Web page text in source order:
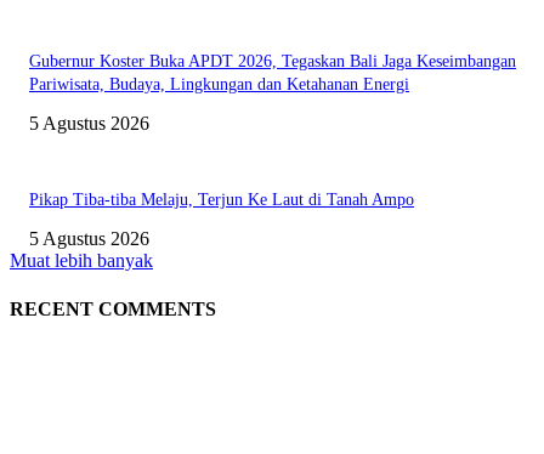
Gubernur Koster Buka APDT 2026, Tegaskan Bali Jaga Keseimbangan
Pariwisata, Budaya, Lingkungan dan Ketahanan Energi
5 Agustus 2026
Pikap Tiba-tiba Melaju, Terjun Ke Laut di Tanah Ampo
5 Agustus 2026
Muat lebih banyak
RECENT COMMENTS